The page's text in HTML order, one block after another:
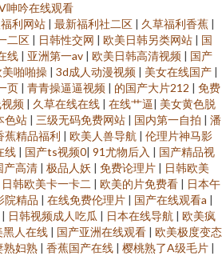
呻吟在线观看
利网站 | 最新福利社二区 | 久草福利香蕉 |
二区 | 日韩性交网 | 欧美日韩另类网站 | 国
线 | 亚洲第一av | 欧美日韩高清视频 | 国产
美啪啪操 | 3d成人动漫视频 | 美女在线国产 |
页 | 青青操逼逼视频 | 的国产大片212 | 免费
频 | 久草在线在线 | 在线艹逼| 美女黄色脱
色站 | 三级无码免费网站 | 国内第一自拍 | 潘
蕉精品福利 | 欧美人兽导航 | 伦理片神马影
线 | 国产ts视频0| 91尤物后入 | 国产精品视
产高清 | 极品人妖 | 免费论理片 | 日韩欧美
日韩欧美卡一卡二 | 欧美的片免费看 | 日本午
院精品 | 在线免费伦理片 | 国产在线观看a |
| 日韩视频成人吃瓜 | 日本在线导航 | 欧美疯
黑人在线 | 国产亚洲在线观看 | 欧美极度变态
熟妇熟 | 香蕉国产在线 | 樱桃熟了A级毛片 |